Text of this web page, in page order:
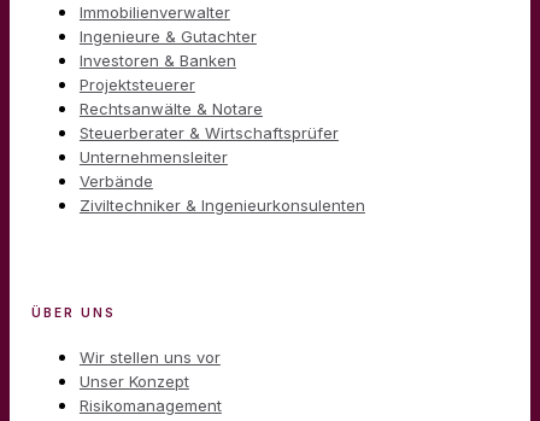
Immobilienverwalter
Ingenieure & Gutachter
Investoren & Banken
Projektsteuerer
Rechtsanwälte & Notare
Steuerberater & Wirtschaftsprüfer
Unternehmensleiter
Verbände
Ziviltechniker & Ingenieurkonsulenten
ÜBER UNS
Wir stellen uns vor
Unser Konzept
Risikomanagement